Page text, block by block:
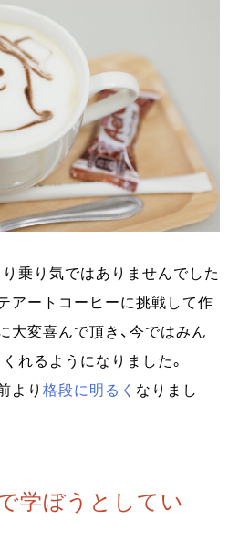
乗り気ではありませんでした
アートコーヒーに挑戦して作
大変喜んで頂き、今ではみん
れるようになりました。
より格段に明るく なりまし
学ぼうとしてい